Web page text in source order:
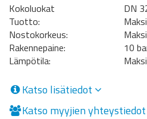
Kokoluokat
DN
Tuotto:
Nostokorkeus:
Rakennepaine:
10
Lämpötila:
Katso lisätiedot
Katso myyjien yhteystiedot